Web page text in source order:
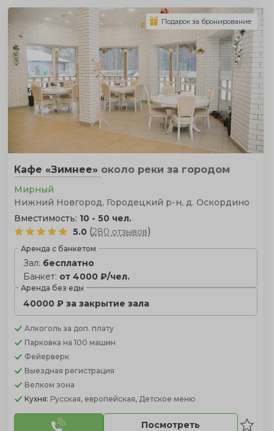
Кафе «Зимнее» около реки за городом
Мирный
Нижний Новгород, Городецкий р-н, д. Оскордино
Вместимость: 10 - 50 чел.
5.0 (280 отзывов)
Аренда с банкетом
Зал: бесплатно
Банкет: от 4000 ₽/чел.
Аренда без еды
40000 ₽ за закрытие зала
Алкоголь за доп. плату
Парковка на 100 машин
Фейерверк
Выездная регистрация
Велком зона
Кухня: Русская, европейская, Детское меню
Посмотреть
Подарок за бронирование